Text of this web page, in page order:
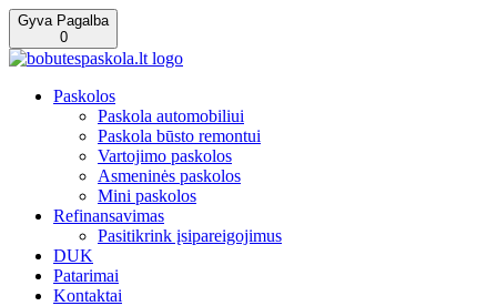
Gyva Pagalba
0
Paskolos
Paskola automobiliui
Paskola būsto remontui
Vartojimo paskolos
Asmeninės paskolos
Mini paskolos
Refinansavimas
Pasitikrink įsipareigojimus
DUK
Patarimai
Kontaktai